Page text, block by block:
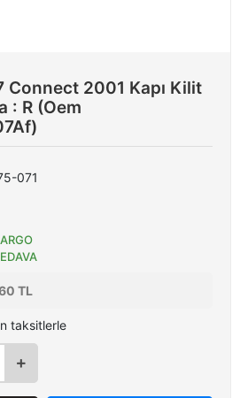
Connect 2001 Kapı Kilit
: R (Oem
071
TL
taksitlerle